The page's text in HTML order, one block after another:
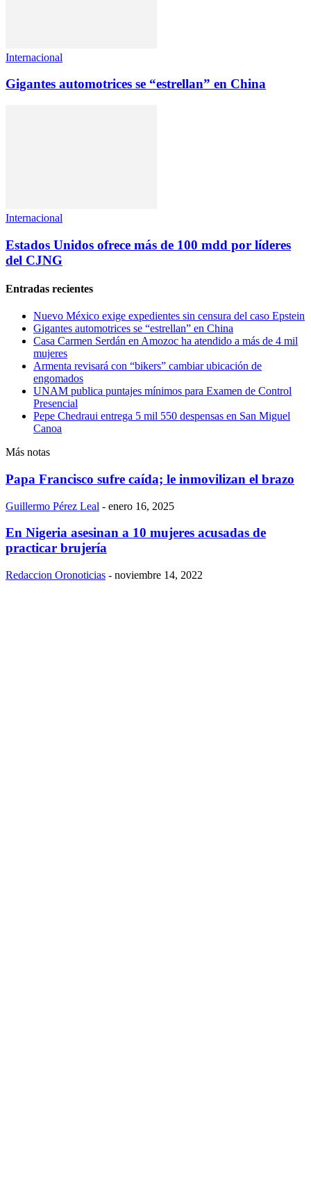
Internacional
Gigantes automotrices se “estrellan” en China
Internacional
Estados Unidos ofrece más de 100 mdd por líderes
del CJNG
Entradas recientes
Nuevo México exige expedientes sin censura del caso Epstein
Gigantes automotrices se “estrellan” en China
Casa Carmen Serdán en Amozoc ha atendido a más de 4 mil
mujeres
Armenta revisará con “bikers” cambiar ubicación de
engomados
UNAM publica puntajes mínimos para Examen de Control
Presencial
Pepe Chedraui entrega 5 mil 550 despensas en San Miguel
Canoa
Más notas
Papa Francisco sufre caída; le inmovilizan el brazo
Guillermo Pérez Leal - enero 16, 2025
En Nigeria asesinan a 10 mujeres acusadas de
practicar brujería
Redaccion Oronoticias - noviembre 14, 2022